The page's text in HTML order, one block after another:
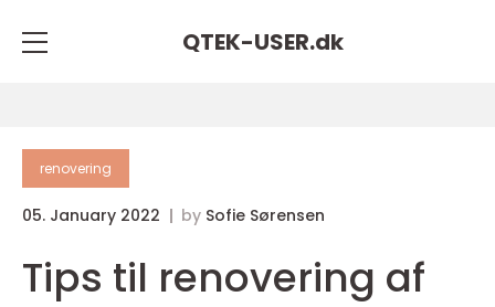
QTEK-USER.dk
renovering
05. January 2022 by Sofie Sørensen
Tips til renovering af